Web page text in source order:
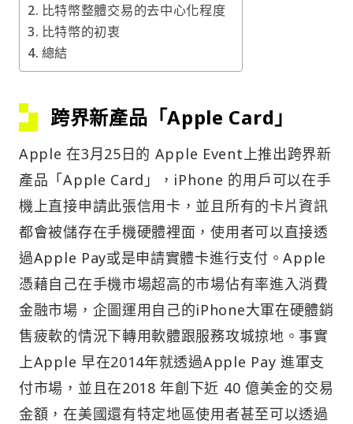
比特幣整體交易的去中心化程度
比特幣的初衷
總結
跨界新產品「Apple Card」
Apple 在3月25日的 Apple Event上推出跨界新
產品「Apple Card」，iPhone 的用戶可以在手
機上直接申請此張信用卡，並且所有的卡片資訊
都會被儲存在手機硬體裡面，使用者可以直接透
過Apple Pay或是申請實體卡進行支付。Apple
憑藉自己在手機市場超高的市場佔有率進入消費
金融市場，企圖運用自己的iPhone大軍在硬體銷
售疲軟的情況下轉用軟體跟服務攻城掠地。事實
上Apple 早在2014年就透過Apple Pay 進軍支
付市場，並且在2018 年創下近 40 億美金的交易
金額，在美國還有特定地區使用者甚至可以透過